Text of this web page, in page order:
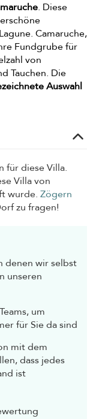
. Diese
Camaruche,
Fundgrube für
von
Tauchen. Die
Auswahl
für diese Villa.
Villa von
wurde. Zögern
zu fragen!
denen wir selbst
unseren
um
für Sie da sind
mit dem
dass jedes
ist